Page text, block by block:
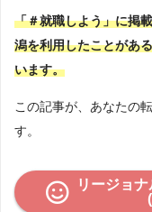
「＃就職しよう」に掲
潟を利用したことがあ
います。
この記事が、あなたの
す。
リージョ